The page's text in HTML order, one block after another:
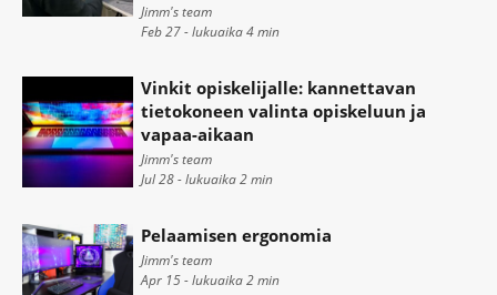
Jimm's team
Feb 27 - lukuaika4min
Vinkit opiskelijalle: kannettavan
tietokoneen valinta opiskeluun ja
vapaa-aikaan
Jimm's team
Jul 28 - lukuaika2min
Pelaamisen ergonomia
Jimm's team
Apr 15 - lukuaika2min